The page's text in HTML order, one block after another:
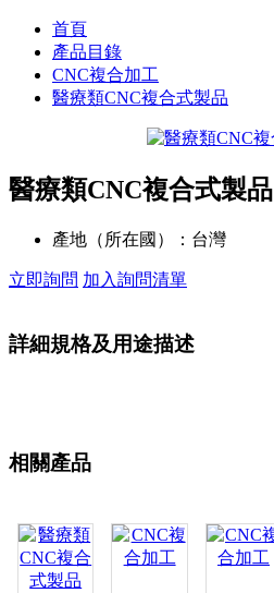
首頁
產品目錄
CNC複合加工
醫療類CNC複合式製品
醫療類CNC複合式製品
產地（所在國）： 台灣
立即詢問 加入詢問清單
詳細規格及用途描述
相關產品